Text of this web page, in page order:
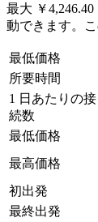
最大 ￥
動できます。こ
最低価格
所要時間
1 日あたりの接
続数
最低価格
最高価格
初出発
最終出発